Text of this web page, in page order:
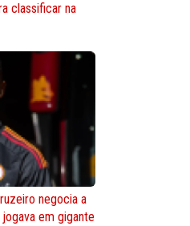
classificar na
negocia a
em gigante